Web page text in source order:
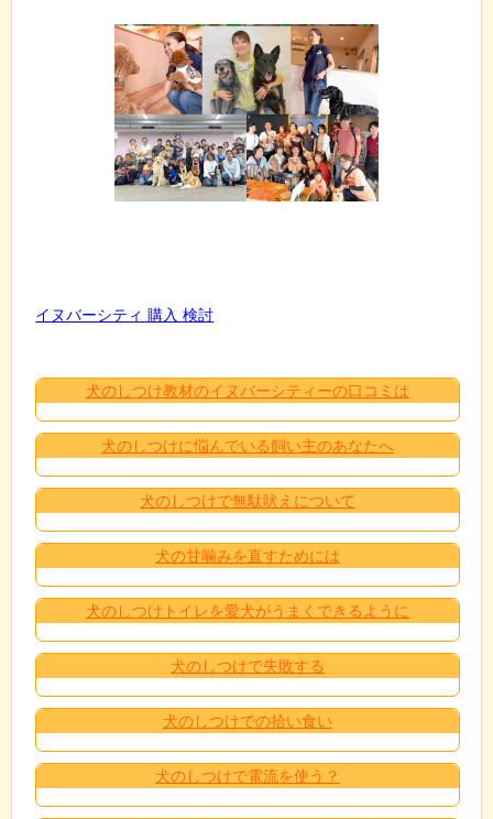
イヌバーシティ 購入 検討
犬のしつけ教材のイヌバーシティーの口コミは
犬のしつけに悩んでいる飼い主のあなたへ
犬のしつけで無駄吠えについて
犬の甘噛みを直すためには
犬のしつけトイレを愛犬がうまくできるように
犬のしつけで失敗する
犬のしつけでの拾い食い
犬のしつけで電流を使う？